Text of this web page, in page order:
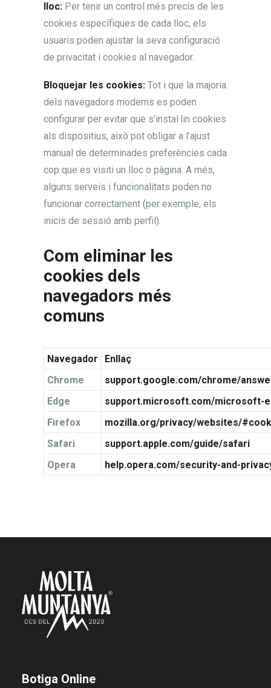
lloc: Per tenir un control més precís de les
cookies específiques de cada lloc, els
usuaris poden ajustar la seva configuració
de privacitat i cookies al navegador.
Bloquejar les cookies: Tot i que la majoria
dels navegadors moderns es poden
configurar per evitar que s’instal·lin cookies
als dispositius, això pot obligar a l’ajust
manual de determinades preferències cada
cop que es visiti un lloc o pàgina. A més,
alguns serveis i funcionalitats poden no
funcionar correctament (per exemple, els
inicis de sessió amb perfil).
Com eliminar les
cookies dels
navegadors més
comuns
Navegador
Enllaç
Chrome
support.google.com/chrome/
Edge
support.microsoft.com/microsoft-
Firefox
mozilla.org/privacy/websites/
Safari
support.apple.com/guide/safari
Opera
help.opera.com/security-and-
Botiga Online